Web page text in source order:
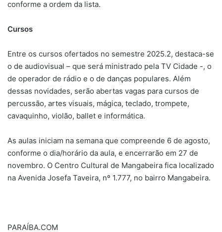
conforme a ordem da lista.
Cursos
Entre os cursos ofertados no semestre 2025.2, destaca-se
o de audiovisual – que será ministrado pela TV Cidade -, o
de operador de rádio e o de danças populares. Além
dessas novidades, serão abertas vagas para cursos de
percussão, artes visuais, mágica, teclado, trompete,
cavaquinho, violão, ballet e informática.
As aulas iniciam na semana que compreende 6 de agosto,
conforme o dia/horário da aula, e encerrarão em 27 de
novembro. O Centro Cultural de Mangabeira fica localizado
na Avenida Josefa Taveira, nº 1.777, no bairro Mangabeira.
PARAÍBA.COM